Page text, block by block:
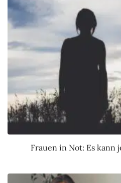
Frauen in Not: Es kann